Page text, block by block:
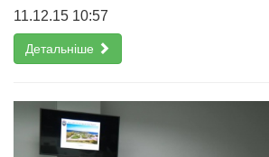
11.12.15 10:57
Детальніше